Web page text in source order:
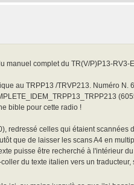
manuel complet du TR(V/P)P13-
au TRPP13 /TRVP213. Numéro N.
bible pour cette radio !
redressé celles qui étaient
que de laisser les scans A4 en
puisse être recherché à l'intérieur
du texte italien vers un